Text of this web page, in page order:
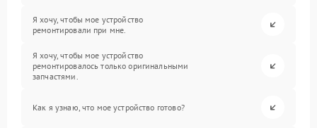
Я хочу, чтобы мое устройство
ремонтировали при мне.
Я хочу, чтобы мое устройство
ремонтировалось только оригинальными
запчастями.
Как я узнаю, что мое устройство готово?